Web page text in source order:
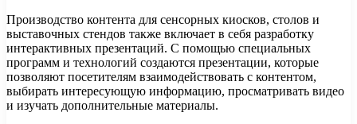
Производство контента для сенсорных киосков, столов и
выставочных стендов также включает в себя разработку
интерактивных презентаций. С помощью специальных
программ и технологий создаются презентации, которые
позволяют посетителям взаимодействовать с контентом,
выбирать интересующую информацию, просматривать видео
и изучать дополнительные материалы.